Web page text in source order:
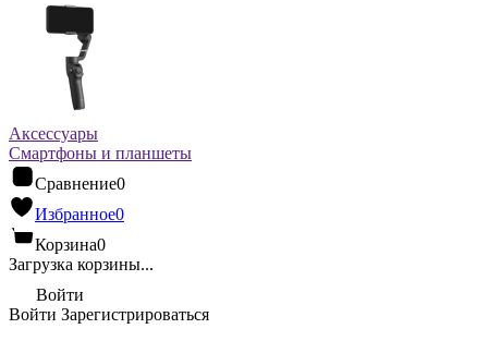
Аксессуары
Смартфоны и планшеты
Сравнение0
Избранное0
Корзина0
Загрузка корзины...
Войти
Войти Зарегистрироваться